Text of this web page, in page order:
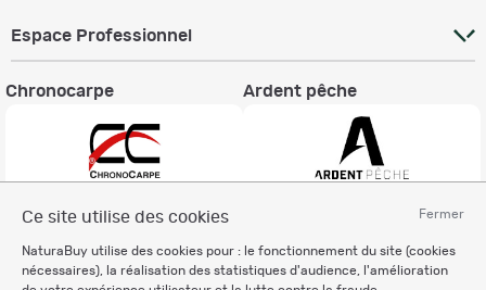
Fermer
Ce site utilise des cookies
NaturaBuy utilise des cookies pour : le fonctionnement du site (cookies
nécessaires), la réalisation des statistiques d'audience, l'amélioration
Espace Professionnel
Chronocarpe Ardent pêche
Charte éthique